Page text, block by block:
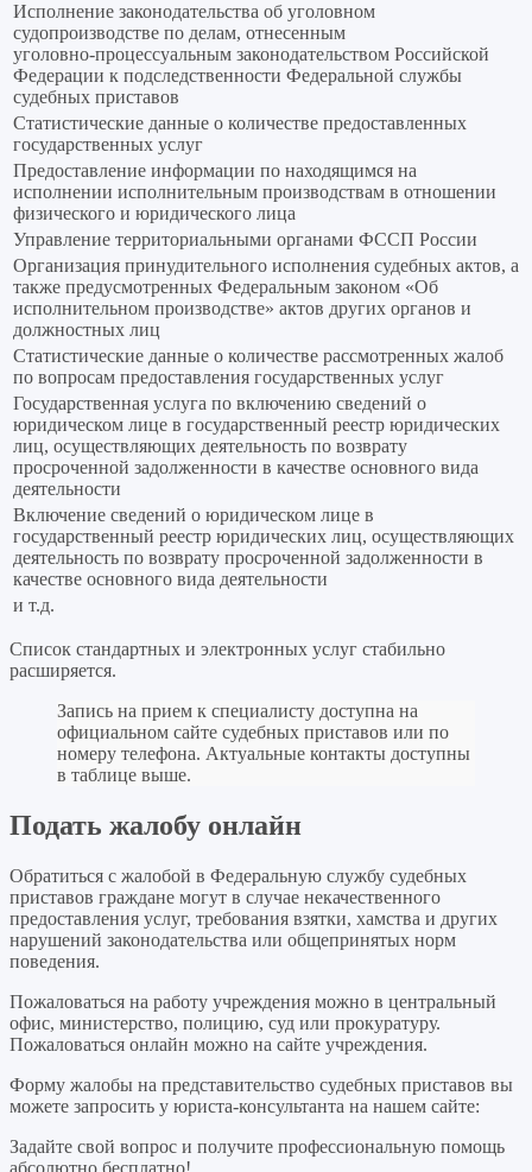
Исполнение законодательства об уголовном
судопроизводстве по делам, отнесенным
уголовно‑процессуальным законодательством Российской
Федерации к подследственности Федеральной службы
судебных приставов
Статистические данные о количестве предоставленных
государственных услуг
Предоставление информации по находящимся на
исполнении исполнительным производствам в отношении
физического и юридического лица
Управление территориальными органами ФССП России
Организация принудительного исполнения судебных актов, а
также предусмотренных Федеральным законом «Об
исполнительном производстве» актов других органов и
должностных лиц
Статистические данные о количестве рассмотренных жалоб
по вопросам предоставления государственных услуг
Государственная услуга по включению сведений о
юридическом лице в государственный реестр юридических
лиц, осуществляющих деятельность по возврату
просроченной задолженности в качестве основного вида
деятельности
Включение сведений о юридическом лице в
государственный реестр юридических лиц, осуществляющих
деятельность по возврату просроченной задолженности в
качестве основного вида деятельности
и т.д.
Список стандартных и электронных услуг стабильно
расширяется.
Запись на прием к специалисту доступна на
официальном сайте судебных приставов или по
номеру телефона. Актуальные контакты доступны
в таблице выше.
Подать жалобу онлайн
Обратиться с жалобой в Федеральную службу судебных
приставов граждане могут в случае некачественного
предоставления услуг, требования взятки, хамства и других
нарушений законодательства или общепринятых норм
поведения.
Пожаловаться на работу учреждения можно в центральный
офис, министерство, полицию, суд или прокуратуру.
Пожаловаться онлайн можно на сайте учреждения.
Форму жалобы на представительство судебных приставов вы
можете запросить у юриста-консультанта на нашем сайте:
Задайте свой вопрос и получите профессиональную помощь